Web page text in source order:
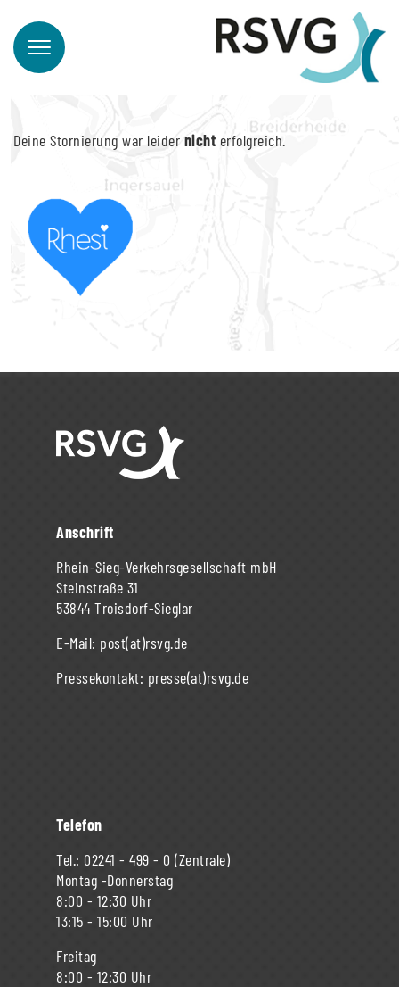
Deine Stornierung war leider nicht erfolgreich.
Anschrift
Rhein-Sieg-Verkehrsgesellschaft mbH
Steinstraße 31
53844 Troisdorf-Sieglar
E-Mail: post(at)rsvg.de
Pressekontakt: presse(at)rsvg.de
Telefon
Tel.: 02241 - 499 - 0 (Zentrale)
Montag -Donnerstag
8:00 - 12:30 Uhr
13:15 - 15:00 Uhr
Freitag
8:00 - 12:30 Uhr